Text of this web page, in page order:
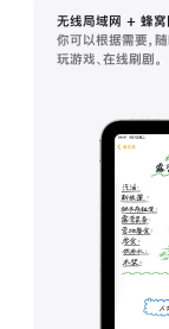
无线局域网 + 蜂窝
你可以根据需要，
玩游戏、在线刷剧。